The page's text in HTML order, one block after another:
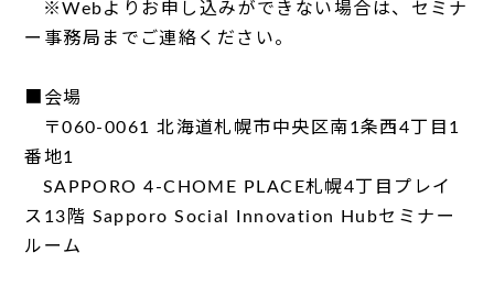
※Webよりお申し込みができない場合は、セミナ
ー事務局までご連絡ください。
■会場
〒060-0061 北海道札幌市中央区南1条西4丁目1
番地1
SAPPORO 4-CHOME PLACE札幌4丁目プレイ
ス13階 Sapporo Social Innovation Hubセミナー
ルーム